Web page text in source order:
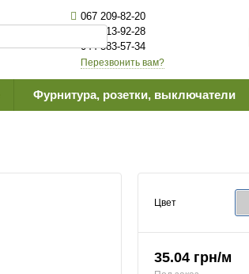
067 209-82-20
063 613-92-28
044 383-57-34
Перезвонить вам?
Фурнитура, розетки, выключатели
Цвет
35.04 грн/м